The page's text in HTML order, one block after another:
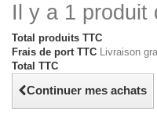
Il y a 1 produit
Total produits TTC
Frais de port TTC Livraison
Total TTC
Continuer mes achats